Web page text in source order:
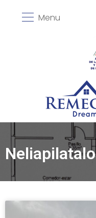
Menu
Neliapilatalo